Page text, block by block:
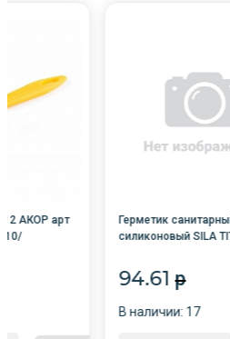
АКОР арт
/10/
Герметик
силиконовый SILA
94.61 p
В наличии: 17